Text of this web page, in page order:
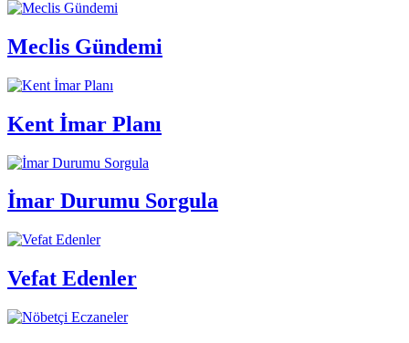
Meclis Gündemi
Kent İmar Planı
İmar Durumu Sorgula
Vefat Edenler